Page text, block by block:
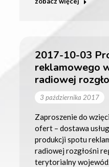
2017-10-03
reklamowego
radiowej
3 października 2017
Zaproszenie do
ofert – dostawa
produkcji spotu
radiowej rozgłośni
terytorialny